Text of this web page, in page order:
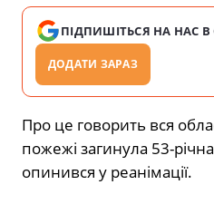
ПІДПИШІТЬСЯ НА НАС В
ДОДАТИ ЗАРАЗ
Про це говорить вся
пожежі загинула 53-річна
опинився у реанімації.